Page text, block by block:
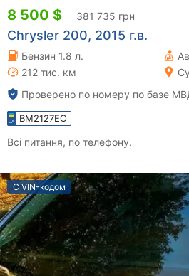
8 500 $ 381 735 грн
Chrysler 200, 2015 г.в.
Бензин 1.8 л.
212 тис. км
Проверено по номеру по базе
BM2127EO
Всі питання, по телефону.
С VIN-кодом